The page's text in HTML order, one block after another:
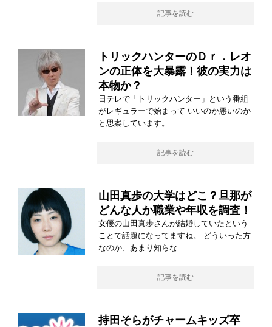
記事を読む
トリックハンターのＤｒ．レオ
ンの正体を大暴露！彼の実力は
本物か？
日テレで「トリックハンター」という番組
がレギュラーで始まって いいのか悪いのか
と思案しています。
記事を読む
山田真歩の大学はどこ？旦那が
どんな人か職業や年収を調査！
女優の山田真歩さんが結婚していたという
ことで話題になってますね。 どういった方
なのか、あまり知らな
記事を読む
持田そらがチャームキッズ卒